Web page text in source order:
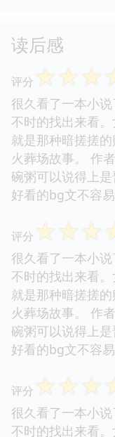
读后感
评分 ☆☆☆
很久看了一本小
不时的找出来看
就是那种暗搓搓
火葬场故事。 作
碗粥可以说得上
好看的bg文不容
评分 ☆☆☆
很久看了一本小
不时的找出来看
就是那种暗搓搓
火葬场故事。 作
碗粥可以说得上
好看的bg文不容
评分 ☆☆☆
很久看了一本小
不时的找出来看